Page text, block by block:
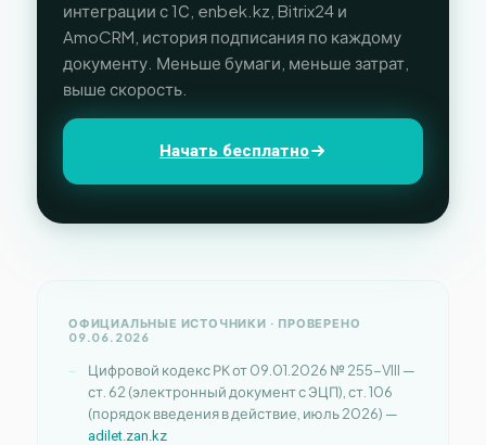
интеграции с 1С, enbek.kz, Bitrix24 и
AmoCRM, история подписания по каждому
документу. Меньше бумаги, меньше затрат,
выше скорость.
Начать бесплатно
ОФИЦИАЛЬНЫЕ ИСТОЧНИКИ · ПРОВЕРЕНО
09.06.2026
Цифровой кодекс РК от 09.01.2026 № 255-VIII —
ст. 62 (электронный документ с ЭЦП), ст. 106
(порядок введения в действие, июль 2026) —
adilet.zan.kz